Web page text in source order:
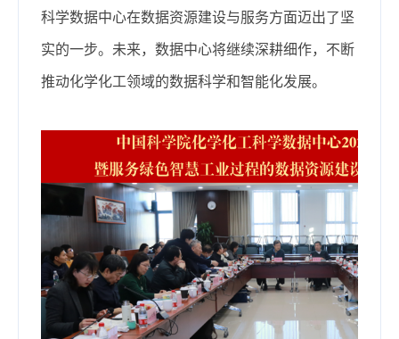
科学数据中心在数据资源建设与服务方面迈出了坚
实的一步。未来，数据中心将继续深耕细作，不断
推动化学化工领域的数据科学和智能化发展。